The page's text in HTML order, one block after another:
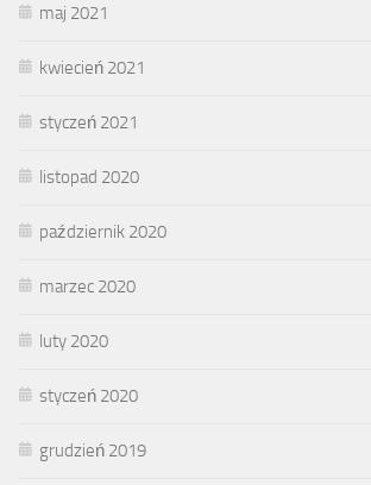
maj 2021
kwiecień 2021
styczeń 2021
listopad 2020
październik 2020
marzec 2020
luty 2020
styczeń 2020
grudzień 2019